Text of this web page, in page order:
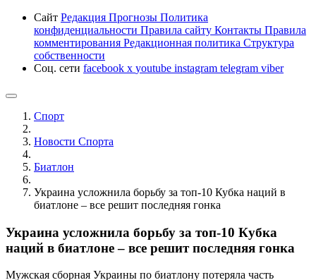
Сайт Редакция Прогнозы Политика
конфиденциальности Правила сайту Контакты Правила
комментирования Редакционная политика Структура
собственности
Соц. сети facebook x youtube instagram telegram viber
Спорт
Новости Cпорта
Биатлон
Украина усложнила борьбу за топ-10 Кубка наций в
биатлоне – все решит последняя гонка
Украина усложнила борьбу за топ-10 Кубка
наций в биатлоне – все решит последняя гонка
Мужская сборная Украины по биатлону потеряла часть